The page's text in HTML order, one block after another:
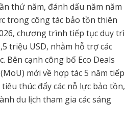
thứ năm, đánh dấu năm năm
trong công tác bảo tồn thiên
chương trình tiếp tục duy trì
triệu USD, nhằm hỗ trợ các
cạnh công bố Eco Deals
mới về hợp tác 5 năm tiếp
thúc đẩy các nỗ lực bảo tồn,
du lịch tham gia các sáng